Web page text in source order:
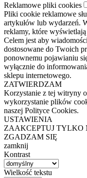
Reklamowe pliki cookies
Pliki cookie reklamowe
artykułów lub wydarzeń.
reklamy, które
Celem jest aby
dostosowane do Twoich
ponownemu pojawianiu
wyłącznie do
sklepu internetowego.
ZATWIERDZAM
Korzystanie z tej witryny
wykorzystanie plików
naszej Polityce Cookies.
USTAWIENIA
ZAAKCEPTUJ TYLKO
ZGADZAM SIĘ
zamknij
Kontrast
Wielkość tekstu